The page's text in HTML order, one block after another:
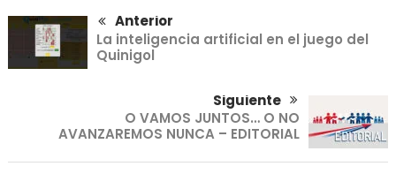
Anterior
La inteligencia artificial en el juego del
Quinigol
Siguiente
O VAMOS JUNTOS… O NO
AVANZAREMOS NUNCA – EDITORIAL